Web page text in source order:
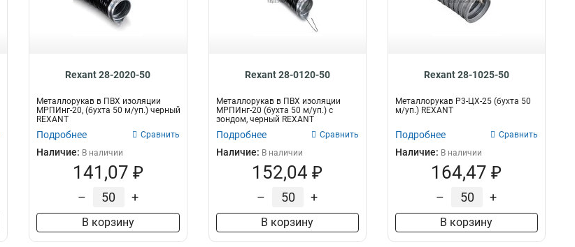
Rexant 28-2020-50
Металлорукав в ПВХ изоляции
МРПИнг-20, (бухта 50 м/уп.) черный
REXANT
Подробнее Сравнить
Наличие: В наличии
141,07 ₽
– +
В корзину
Rexant 28-0120-50
Металлорукав в ПВХ изоляции
МРПИнг-20 (бухта 50 м/уп.) с
зондом, черный REXANT
Подробнее Сравнить
Наличие: В наличии
152,04 ₽
– +
В корзину
Rexant 28-1025-50
Металлорукав Р3-ЦХ-25 (бухта 50
м/уп.) REXANT
Подробнее Сравнить
Наличие: В наличии
164,47 ₽
– +
В корзину